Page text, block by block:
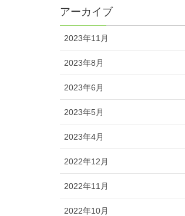
アーカイブ
2023年11月
2023年8月
2023年6月
2023年5月
2023年4月
2022年12月
2022年11月
2022年10月